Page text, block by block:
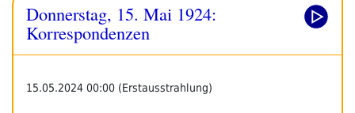
Donnerstag, 15. Mai 1924:
Korrespondenzen
15.05.2024 00:00 (Erstausstrahlung)